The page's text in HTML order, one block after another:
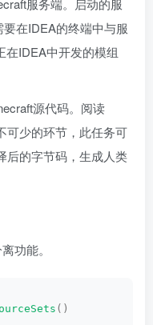
服务端。启动的服
在IDEA的终端中与服
在IDEA中开发的模组
源代码。阅读
可少的环节，此任务可
后的字节码，生成人类
功能。
()